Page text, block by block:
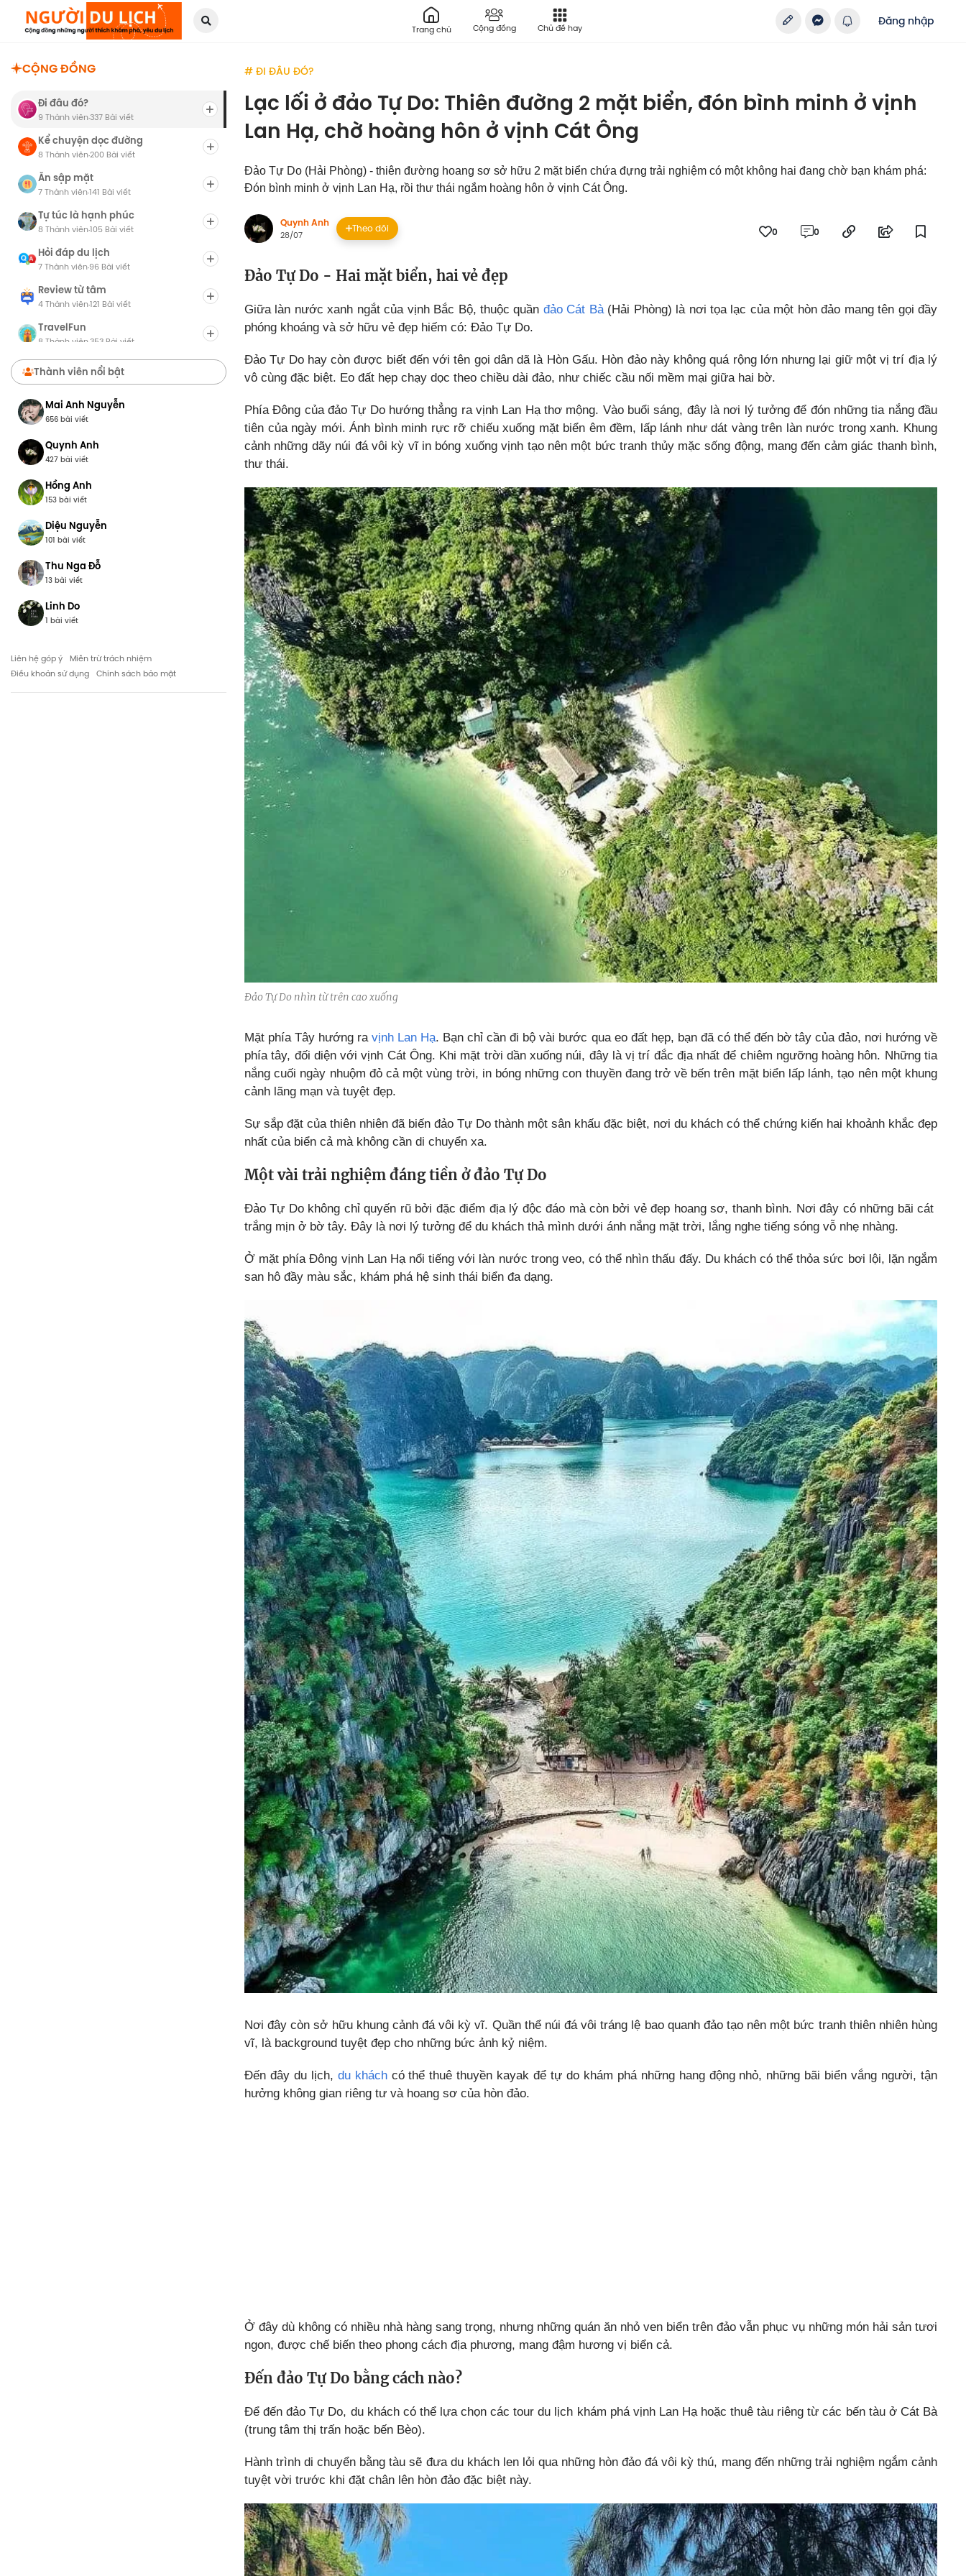
Trang chủ Cộng đồng Chủ đề hay
Đăng nhập
CỘNG ĐỒNG
Đi đâu đó?
9 Thành viên·337 Bài viết
Kể chuyện dọc đường
8 Thành viên·200 Bài viết
Ăn sập mặt
7 Thành viên·141 Bài viết
Tự túc là hạnh phúc
8 Thành viên·105 Bài viết
Hỏi đáp du lịch
7 Thành viên·96 Bài viết
Review từ tâm
4 Thành viên·121 Bài viết
TravelFun
8 Thành viên353 Bài viết
Chợ Du Lịch
8 Thành viên 0 Bài viết
Thành viên nổi bật
Mai Anh Nguyễn
656 bài viết
Quynh Anh
427 bài viết
Hồng Anh
153 bài viết
Diệu Nguyễn
101 bài viết
Thu Nga Đỗ
13 bài viết
Linh Do
1 bài viết
Liên hệ góp ý
Miễn trừ trách nhiệm
Điều khoản sử dụng
Chính sách bảo mật
# ĐI ĐÂU ĐÓ?
Lạc lối ở đảo Tự Do: Thiên đường 2 mặt biển, đón bình minh ở vịnh
Lan Hạ, chờ hoàng hôn ở vịnh Cát Ông
Đảo Tự Do (Hải Phòng) - thiên đường hoang sơ sở hữu 2 mặt biển chứa đựng trải nghiệm có một không hai đang chờ bạn khám phá:
Đón bình minh ở vịnh Lan Hạ, rồi thư thái ngắm hoàng hôn ở vịnh Cát Ông.
Quynh Anh
28/07
Theo dõi 0 0
Đảo Tự Do - Hai mặt biển, hai vẻ đẹp
Giữa làn nước xanh ngắt của vịnh Bắc Bộ, thuộc quần đảo Cát Bà(Hải Phòng) là nơi tọa lạc của một hòn đảo mang tên gọi đầy
phóng khoáng và sở hữu vẻ đẹp hiếm có: Đảo Tự Do.
Đảo Tự Do hay còn được biết đến với tên gọi dân dã là Hòn Gấu. Hòn đảo này không quá rộng lớn nhưng lại giữ một vị trí địa lý
vô cùng đặc biệt. Eo đất hẹp chạy dọc theo chiều dài đảo, như chiếc cầu nối mềm mại giữa hai bờ.
Phía Đông của đảo Tự Do hướng thẳng ra vịnh Lan Hạ thơ mộng. Vào buổi sáng, đây là nơi lý tưởng để đón những tia nắng đầu
tiên của ngày mới. Ánh bình minh rực rỡ chiếu xuống mặt biển êm đềm, lấp lánh như dát vàng trên làn nước trong xanh. Khung
cảnh những dãy núi đá vôi kỳ vĩ in bóng xuống vịnh tạo nên một bức tranh thủy mặc sống động, mang đến cảm giác thanh bình,
thư thái.
Đảo Tự Do nhìn từ trên cao xuống
Mặt phía Tây hướng ravịnh Lan Hạ. Bạn chỉ cần đi bộ vài bước qua eo đất hẹp, bạn đã có thể đến bờ tây của đảo, nơi hướng về
phía tây, đối diện với vịnh Cát Ông. Khi mặt trời dần xuống núi, đây là vị trí đắc địa nhất để chiêm ngưỡng hoàng hôn. Những tia
nắng cuối ngày nhuộm đỏ cả một vùng trời, in bóng những con thuyền đang trở về bến trên mặt biển lấp lánh, tạo nên một khung
cảnh lãng mạn và tuyệt đẹp.
Sự sắp đặt của thiên nhiên đã biến đảo Tự Do thành một sân khấu đặc biệt, nơi du khách có thể chứng kiến hai khoảnh khắc đẹp
nhất của biển cả mà không cần di chuyển xa.
Một vài trải nghiệm đáng tiền ở đảo Tự Do
Đảo Tự Do không chỉ quyến rũ bởi đặc điểm địa lý độc đáo mà còn bởi vẻ đẹp hoang sơ, thanh bình. Nơi đây có những bãi cát
trắng mịn ở bờ tây. Đây là nơi lý tưởng để du khách thả mình dưới ánh nắng mặt trời, lắng nghe tiếng sóng vỗ nhẹ nhàng.
Ở mặt phía Đông vịnh Lan Hạ nổi tiếng với làn nước trong veo, có thể nhìn thấu đấy. Du khách có thể thỏa sức bơi lội, lặn ngắm
san hô đầy màu sắc, khám phá hệ sinh thái biển đa dạng.
Nơi đây còn sở hữu khung cảnh đá vôi kỳ vĩ. Quần thể núi đá vôi tráng lệ bao quanh đảo tạo nên một bức tranh thiên nhiên hùng
vĩ, là background tuyệt đẹp cho những bức ảnh kỷ niệm.
Đến đây du lịch, du kháchcó thể thuê thuyền kayak để tự do khám phá những hang động nhỏ, những bãi biển vắng người, tận
hưởng không gian riêng tư và hoang sơ của hòn đảo.
Ở đây dù không có nhiều nhà hàng sang trọng, nhưng những quán ăn nhỏ ven biển trên đảo vẫn phục vụ những món hải sản tươi
ngon, được chế biến theo phong cách địa phương, mang đậm hương vị biển cả.
Đến đảo Tự Do bằng cách nào?
Để đến đảo Tự Do, du khách có thể lựa chọn các tour du lịch khám phá vịnh Lan Hạ hoặc thuê tàu riêng từ các bến tàu ở Cát Bà
(trung tâm thị trấn hoặc bến Bèo).
Hành trình di chuyển bằng tàu sẽ đưa du khách len lỏi qua những hòn đảo đá vôi kỳ thú, mang đến những trải nghiệm ngắm cảnh
tuyệt vời trước khi đặt chân lên hòn đảo đặc biệt này.